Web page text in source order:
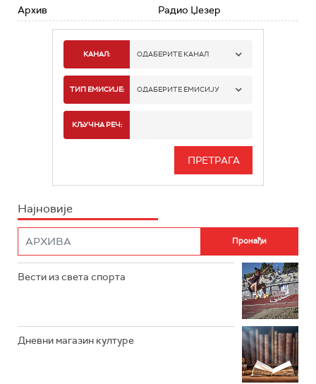
Архив Радио Џезер
КАНАЛ: ОДАБЕРИТЕ КАНАЛ
РАДИО БЕОГРАД 1
РАДИО БЕОГРАД 3
РАДИО РОКЕНРОЛЕР
РАДИО ЏЕЗЕР
ТИП ЕМИСИЈЕ: ОДАБЕРИТЕ ЕМИСИЈУ
ИНФО
КЉУЧНА РЕЧ:
Најновије
Вести из света спорта
Дневни магазин културе